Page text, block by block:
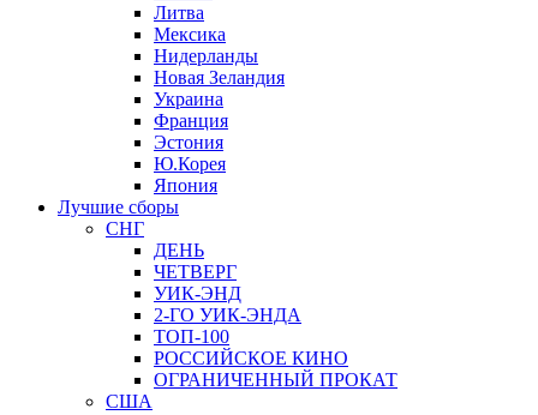
Литва
Мексика
Нидерланды
Новая Зеландия
Украина
Франция
Эстония
Ю.Корея
Япония
Лучшие сборы
СНГ
ДЕНЬ
ЧЕТВЕРГ
УИК-ЭНД
2-ГО УИК-ЭНДА
ТОП-100
РОССИЙСКОЕ КИНО
ОГРАНИЧЕННЫЙ ПРОКАТ
США